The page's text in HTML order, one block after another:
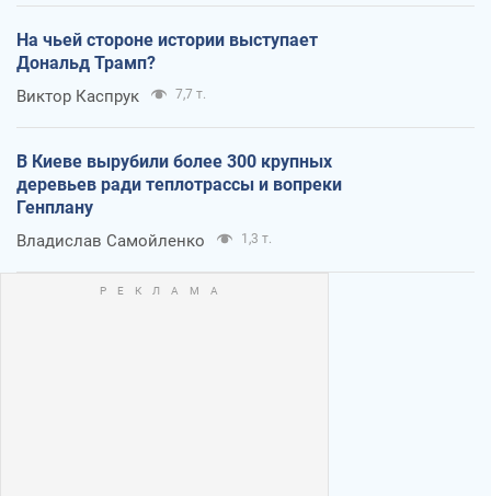
На чьей стороне истории выступает
Дональд Трамп?
Виктор Каспрук 7,7 т.
В Киеве вырубили более 300 крупных
деревьев ради теплотрассы и вопреки
Генплану
Владислав Самойленко 1,3 т.